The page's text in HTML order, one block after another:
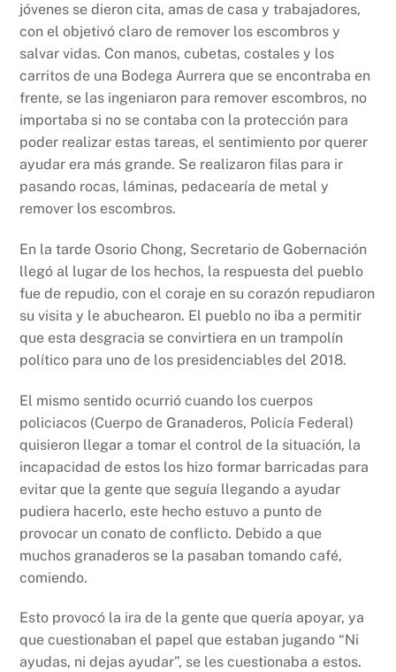
jóvenes se dieron cita, amas de casa y trabajadores,
con el objetivó claro de remover los escombros y
salvar vidas. Con manos, cubetas, costales y los
carritos de una Bodega Aurrera que se encontraba en
frente, se las ingeniaron para remover escombros, no
importaba si no se contaba con la protección para
poder realizar estas tareas, el sentimiento por querer
ayudar era más grande. Se realizaron filas para ir
pasando rocas, láminas, pedacearía de metal y
remover los escombros.
En la tarde Osorio Chong, Secretario de Gobernación
llegó al lugar de los hechos, la respuesta del pueblo
fue de repudio, con el coraje en su corazón repudiaron
su visita y le abuchearon. El pueblo no iba a permitir
que esta desgracia se convirtiera en un trampolín
político para uno de los presidenciables del 2018.
El mismo sentido ocurrió cuando los cuerpos
policiacos (Cuerpo de Granaderos, Policía Federal)
quisieron llegar a tomar el control de la situación, la
incapacidad de estos los hizo formar barricadas para
evitar que la gente que seguía llegando a ayudar
pudiera hacerlo, este hecho estuvo a punto de
provocar un conato de conflicto. Debido a que
muchos granaderos se la pasaban tomando café,
comiendo.
Esto provocó la ira de la gente que quería apoyar, ya
que cuestionaban el papel que estaban jugando “Ni
ayudas, ni dejas ayudar”, se les cuestionaba a estos.